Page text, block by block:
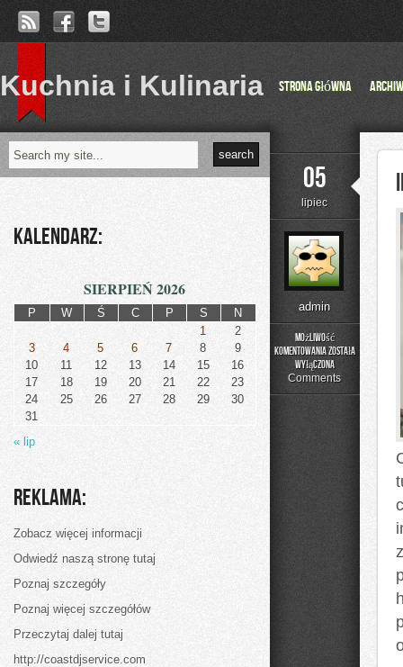
Kuchnia i Kulinaria Strona główna
05
lipiec
admin
Możliwość
komentowania
Irlandia
została
wyłączona
Comments
Kalendarz:
SIERPIEŃ 2026
P W Ś C P S
N
1
2
3
4 5 6 7 8
9
10
11 12 13 14 15
16
17
18 19 20 21 22
23
24
25 26 27 28 29
30
31
« lip
Reklama:
Zobacz więcej informacji
Odwiedź naszą stronę tutaj
Poznaj szczegóły
Poznaj więcej szczegółów
Przeczytaj dalej tutaj
http://coastdjservice.com